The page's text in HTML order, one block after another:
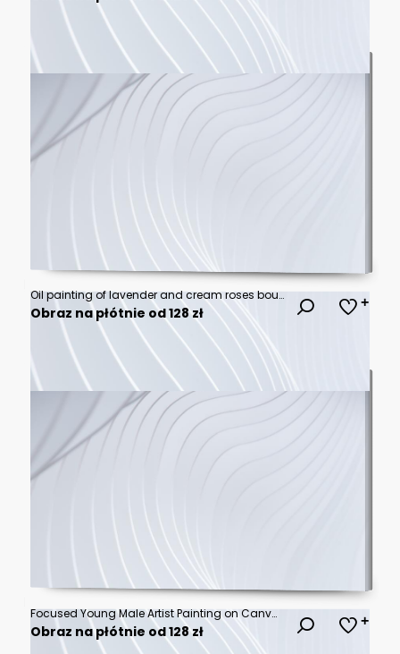
Oil painting of lavender and cream roses bouquet in rustic vase on table
Obraz na płótnie od 128 zł
Focused Young Male Artist Painting on Canvas in Bright Art Studio
Obraz na płótnie od 128 zł